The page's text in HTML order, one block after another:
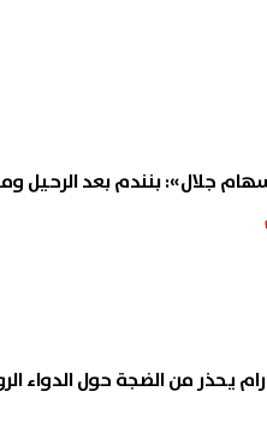
جلال»: بنندم بعد
يحذر من الضجة حول الدواء